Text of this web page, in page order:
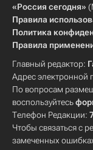
«Россия сегодня»
Правила
Политика
Правила
Главный редактор:
Адрес электронной
По вопросам
воспользуйтесь
Телефон Редакции:
Чтобы связаться с
замеченных